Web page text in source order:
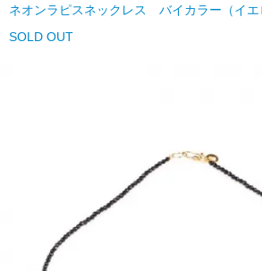
ネオンラピスネックレス バイカラー（イエ
SOLD OUT